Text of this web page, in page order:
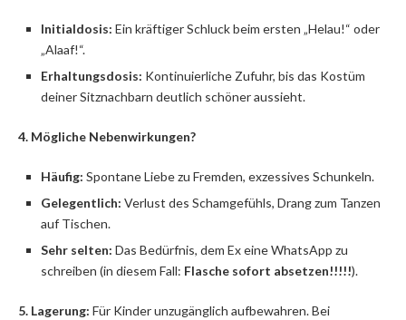
Initialdosis: Ein kräftiger Schluck beim ersten „Helau!“ oder
„Alaaf!“.
Erhaltungsdosis: Kontinuierliche Zufuhr, bis das Kostüm
deiner Sitznachbarn deutlich schöner aussieht.
4. Mögliche Nebenwirkungen?
Häufig: Spontane Liebe zu Fremden, exzessives Schunkeln.
Gelegentlich: Verlust des Schamgefühls, Drang zum Tanzen
auf Tischen.
Sehr selten: Das Bedürfnis, dem Ex eine WhatsApp zu
schreiben (in diesem Fall: Flasche sofort absetzen!!!!!).
5. Lagerung: Für Kinder unzugänglich aufbewahren. Bei